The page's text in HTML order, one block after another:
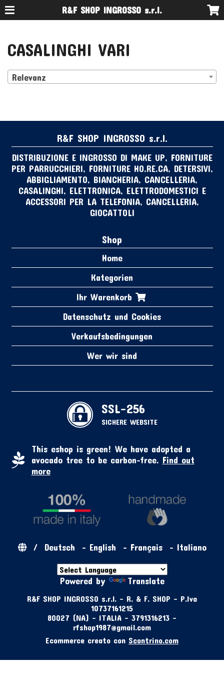
R&F SHOP INGROSSO s.r.l.
CASALINGHI VARI
Relevanz
R&F SHOP INGROSSO s.r.l.
DISTRIBUZIONE E INGROSSO DI MAKE UP, FORNITURE
PER PARRUCCHIERI, FORNITURE HO.RE.CA, DETERSIVI,
ABBIGLIAMENTO, BIANCHERIA, CANCELLERIA,
CASALINGHI, ELETTRONICA, ELETTRODOMESTICI E
ACCESSORI PER LA TELEFONIA, CANCELLERIA,
GIOCATTOLI
Shop
Home
Kategorien
Ihr Warenkorb
Datenschutz und Cookies
Verkaufsbedingungen
Wer wir sind
SSL-256
SICHERE WEBSITE
This eshop is green! We have adopted a
avocado tree to be carbon-free. Find out
more
/ Deutsch - English - Français- Italiano
Powered by Translate
R&F SHOP INGROSSO s.r.l. - R. & F. SHOP - P.Iva
10737161215
80027 (NA) - ITALIA - 3791316213 -
rfshop1987@gmail.com
Ecommerce creato con Scontrino.com